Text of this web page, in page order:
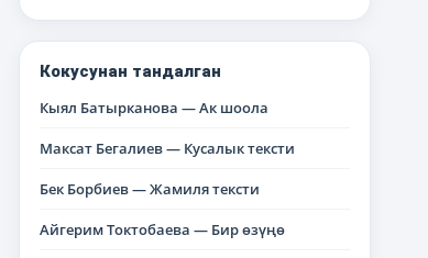
Кокусунан тандалган
Кыял Батырканова — Ак шоола
Максат Бегалиев — Кусалык тексти
Бек Борбиев — Жамиля тексти
Айгерим Токтобаева — Бир өзүңө